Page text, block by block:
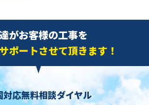
がお客様の工事を
ポートさせて頂きます！
対応無料相談ダイヤル